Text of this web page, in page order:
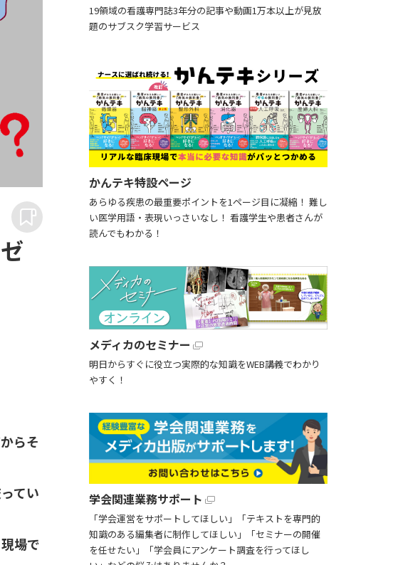
らそ
てい
場で
19領域の看護専門誌3年分の記事や動画1万本以上が見放
題のサブスク学習サービス
かんテキ特設ページ
あらゆる疾患の最重要ポイントを1ページ目に凝縮！ 難し
い医学用語・表現いっさいなし！ 看護学生や患者さんが
読んでもわかる！
メディカのセミナー
明日からすぐに役立つ実際的な知識をWEB講義でわかり
やすく！
学会関連業務サポート
「学会運営をサポートしてほしい」「テキストを専門的
知識のある編集者に制作してほしい」「セミナーの開催
を任せたい」「学会員にアンケート調査を行ってほし